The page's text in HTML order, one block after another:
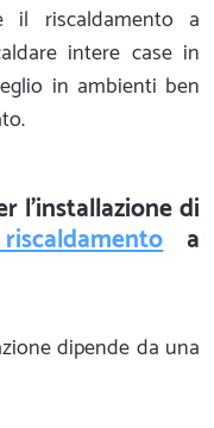
il riscaldamento a
intere case in
in ambienti ben
l'installazione di
a
dipende da una